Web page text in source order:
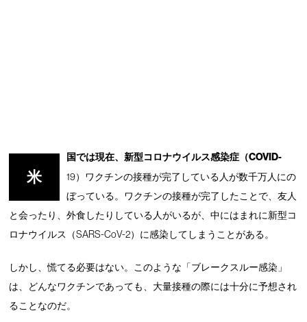
米
国では現在、新型コロナウイルス感染症（COVID-
19）ワクチンの接種が完了している人が数千万人にの
ぼっている。ワクチンの接種が完了したことで、友人
と会ったり、外食したりしている人がいるが、中にはまれに新型コ
ロナウイルス（SARS-CoV-2）に感染してしまうことがある。
しかし、慌てる必要はない。このような「ブレークスルー感染」
は、どんなワクチンであっても、大量接種の際には十分に予想され
ることなのだ。